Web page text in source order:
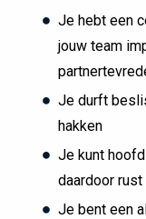
Je hebt een
jouw team
Je durft
hakken
Je kunt
daardoor
Je bent een